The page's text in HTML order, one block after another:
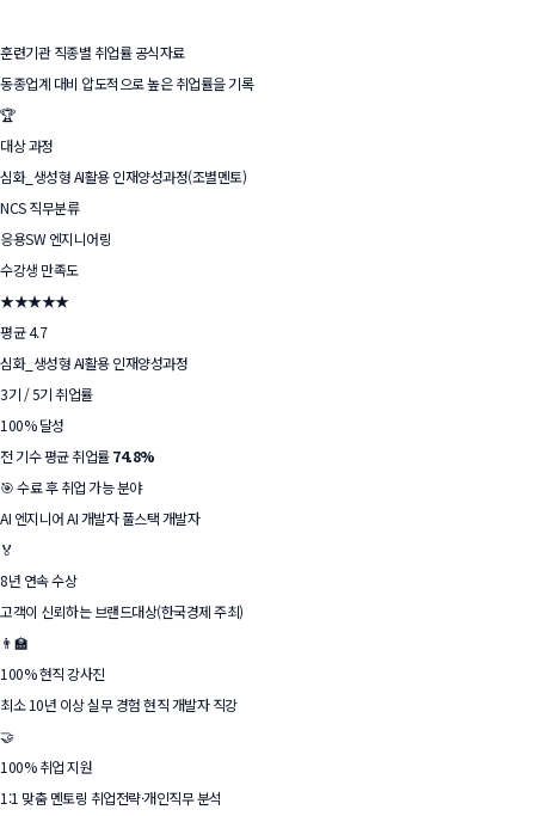
훈련기관 직종별 취업률 공식자료
동종업계 대비 압도적으로 높은 취업률을 기록
🏆
대상 과정
심화_생성형 AI활용 인재양성과정(조별멘토)
NCS 직무분류
응용SW 엔지니어링
수강생 만족도
★★★★★
평균 4.7
심화_생성형 AI활용 인재양성과정
3기 / 5기 취업률
100% 달성
전 기수 평균 취업률74.8%
🎯 수료 후 취업 가능 분야
AI 엔지니어AI 개발자풀스택 개발자
🏅
8년 연속 수상
고객이 신뢰하는 브랜드대상(한국경제 주최)
👨‍🏫
100% 현직 강사진
최소 10년 이상 실무 경험 현직 개발자 직강
🤝
100% 취업 지원
1:1 맞춤 멘토링 취업전략·개인직무 분석